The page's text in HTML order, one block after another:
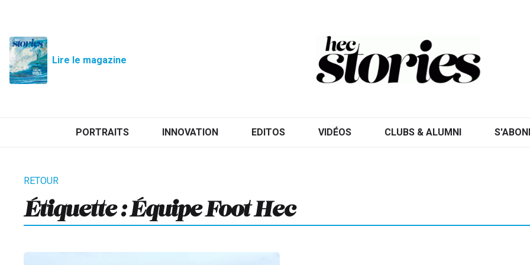
Lire le magazine
PORTRAITS INNOVATION EDITOS VIDÉOS CLUBS & ALUMNI
Étiquette : Équipe Foot Hec